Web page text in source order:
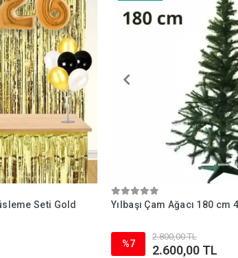
Seti Gold Yılbaşı Çam Ağacı 180 cm
%7
2.800,00 TL
2.600,00 TL